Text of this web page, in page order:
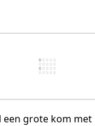
grote kom met